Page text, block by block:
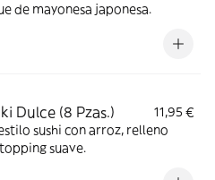
de mayonesa japonesa.
Dulce (8 Pzas.)
11,95 €
sushi con arroz, relleno
suave.